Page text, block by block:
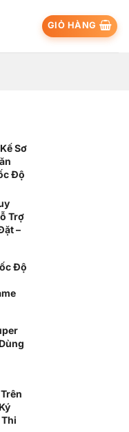
GIỎ HÀNG
Sơ
Độ
Trợ
–
Độ